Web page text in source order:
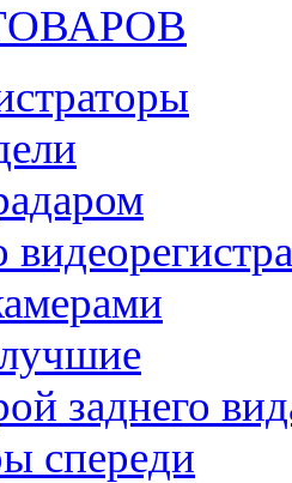
заднего
спереди